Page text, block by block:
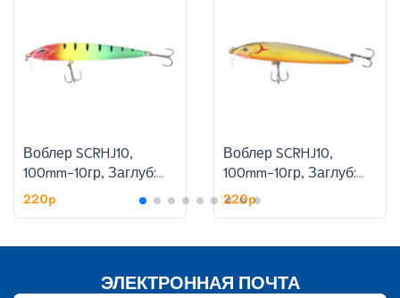
Воблер SCRHJ10,
100mm-10гр, Заглуб:
1.8-2.4 м, цвет:6
220p
Воблер SCRHJ10,
100mm-10гр, Заглуб:
1.8-2.4 м, цвет:11
220p
ЭЛЕКТРОННАЯ ПОЧТА